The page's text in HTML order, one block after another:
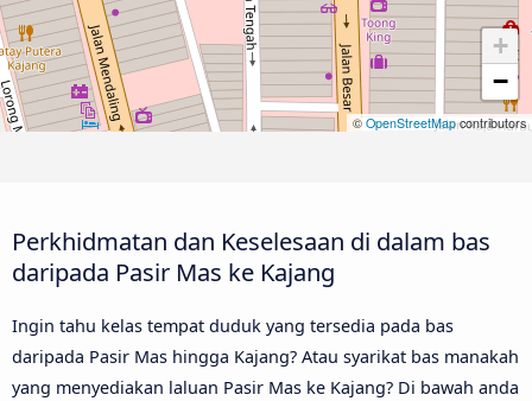
+
−
© OpenStreetMapcontributors
Perkhidmatan dan Keselesaan di dalam bas
daripada Pasir Mas ke Kajang
Ingin tahu kelas tempat duduk yang tersedia pada bas
daripada Pasir Mas hingga Kajang? Atau syarikat bas manakah
yang menyediakan laluan Pasir Mas ke Kajang? Di bawah anda